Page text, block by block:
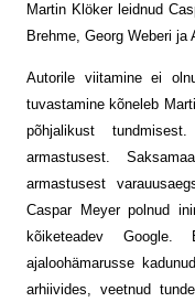
Martin Klöker leidnud
Brehme, Georg Weberi ja
Autorile viitamine ei
tuvastamine kõneleb
põhjalikust
armastusest.
armastusest
Caspar Meyer polnud
kõike­teadev
ajaloohämarusse
arhiivides, veetnud